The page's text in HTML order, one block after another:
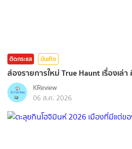
ติดกระแส บันเทิง
ส่องรายการใหม่ True Haunt เรื่องเล่
KReview
06 ส.ค. 2026